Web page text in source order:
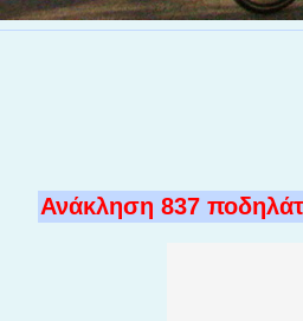
Ανάκληση 837